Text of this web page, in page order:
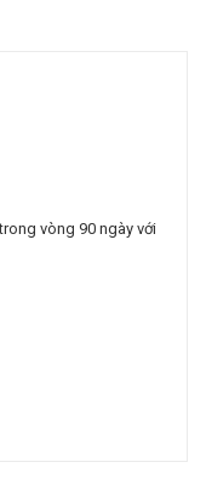
vòng 90 ngày với